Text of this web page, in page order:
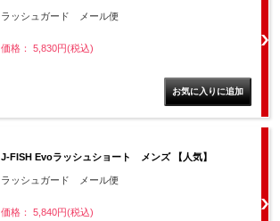
ラッシュガード メール便
価格： 5,830円(税込)
J-FISH Evoラッシュショート メンズ 【人気】
ラッシュガード メール便
価格： 5,840円(税込)